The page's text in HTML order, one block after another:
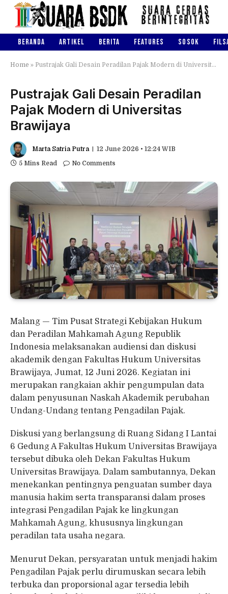
BERANDA ARTIKEL BERITA FEATURES SOSOK
Home » Pustrajak Gali Desain Peradilan Pajak Modern di Universitas Brawijaya
Pustrajak Gali Desain Peradilan
Pajak Modern di Universitas
Brawijaya
Marta Satria Putra
12 June 2026 • 12:24 WIB
5 Mins Read
No Comments
Malang — Tim Pusat Strategi Kebijakan Hukum
dan Peradilan Mahkamah Agung Republik
Indonesia melaksanakan audiensi dan diskusi
akademik dengan Fakultas Hukum Universitas
Brawijaya, Jumat, 12 Juni 2026. Kegiatan ini
merupakan rangkaian akhir pengumpulan data
dalam penyusunan Naskah Akademik perubahan
Undang-Undang tentang Pengadilan Pajak.
Diskusi yang berlangsung di Ruang Sidang I Lantai
6 Gedung A Fakultas Hukum Universitas Brawijaya
tersebut dibuka oleh Dekan Fakultas Hukum
Universitas Brawijaya. Dalam sambutannya, Dekan
menekankan pentingnya penguatan sumber daya
manusia hakim serta transparansi dalam proses
integrasi Pengadilan Pajak ke lingkungan
Mahkamah Agung, khususnya lingkungan
peradilan tata usaha negara.
Menurut Dekan, persyaratan untuk menjadi hakim
Pengadilan Pajak perlu dirumuskan secara lebih
terbuka dan proporsional agar tersedia lebih